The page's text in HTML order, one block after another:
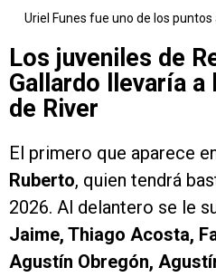
Uriel Funes fue uno de los
Los juveniles de
Gallardo llevaría
de River
El primero que aparece
Ruberto, quien tendrá
2026. Al delantero se le
Jaime, Thiago Acosta,
Agustín Obregón,